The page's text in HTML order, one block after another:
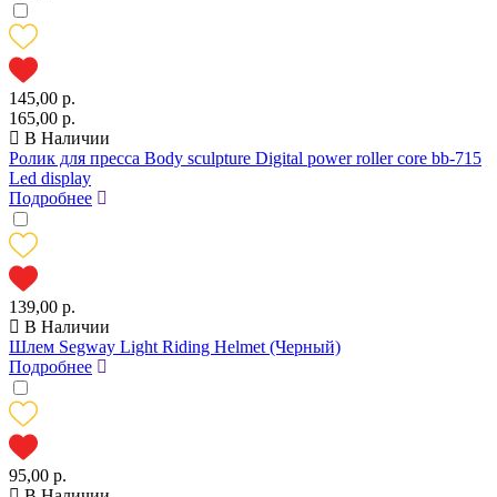
145,00 р.
165,00 р.
В Наличии
Ролик для пресса Body sculpture Digital power roller core bb-715
Led display
Подробнее
139,00 р.
В Наличии
Шлем Segway Light Riding Helmet (Черный)
Подробнее
95,00 р.